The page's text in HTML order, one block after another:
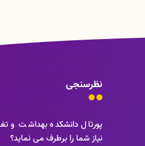
نظرسنجی
پورتال دانشکده بهداشت و
نیاز شما را برطرف می نماید؟